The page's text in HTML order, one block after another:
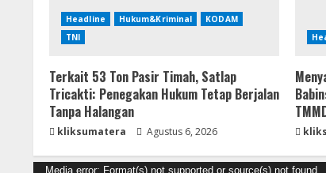
Headline Hukum&Kriminal
KODAM
TNI
Terkait 53 Ton Pasir Timah, Satlap
Tricakti: Penegakan Hukum Tetap Berjalan
Tanpa Halangan
kliksumatera Agustus 6, 2026
Media error: Format(s) not supported or source(s) not found